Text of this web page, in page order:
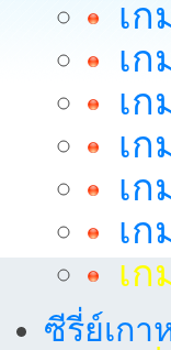
เก
เ
เ
เก
เ
เก
เ
ซีรี่ย์เกา